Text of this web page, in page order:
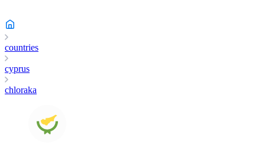
countries
cyprus
chloraka